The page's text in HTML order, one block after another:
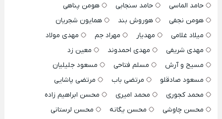
حامد الماسی
حامد سنجابی
هومن پناهی
هومن نجفی
هوروش بند
همایون شجریان
میلاد غلامی
مهدیار مهراد جم
مهدی مولاد
مهدی شریفی
مهدی احمدوند
معین زد
مسیح و آرش
مسلم فتاحی
مسعود جلیلیان
مسعود صادقلو
مرتضی باب
مرتضی پاشایی
محمد کجوری
محمد امیری
محسن ابراهیم زاده
محسن چاوشی
محسن یگانه
محسن لرستانی